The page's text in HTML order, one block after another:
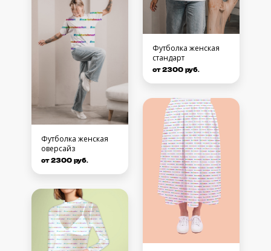
Футболка женская
оверсайз
от 2300 руб.
Футболка женская
стандарт
от 2300 руб.